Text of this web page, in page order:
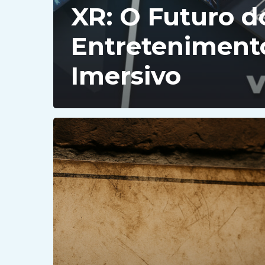
XR: O Futuro
Imersivo
Por
que
as
salas
de
fuga
são
mais